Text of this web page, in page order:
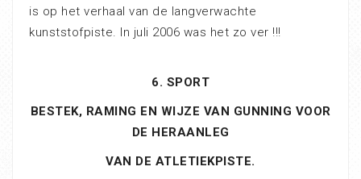
is op het verhaal van de langverwachte
kunststofpiste. In juli 2006 was het zo ver !!!
6. SPORT
BESTEK, RAMING EN WIJZE VAN GUNNING VOOR
DE HERAANLEG
VAN DE ATLETIEKPISTE.